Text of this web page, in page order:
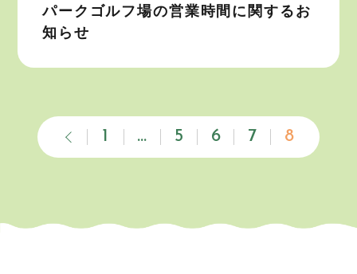
パークゴルフ場の営業時間に関するお
知らせ
1 … 5 6 7 8